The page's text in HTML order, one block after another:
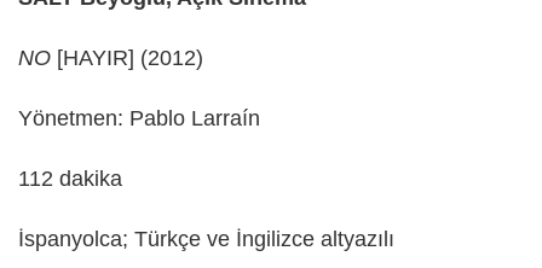
NO [HAYIR] (2012)
Yönetmen: Pablo Larraín
112 dakika
İspanyolca; Türkçe ve İngilizce altyazılı